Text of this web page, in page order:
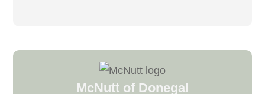
McNutt of Donegal